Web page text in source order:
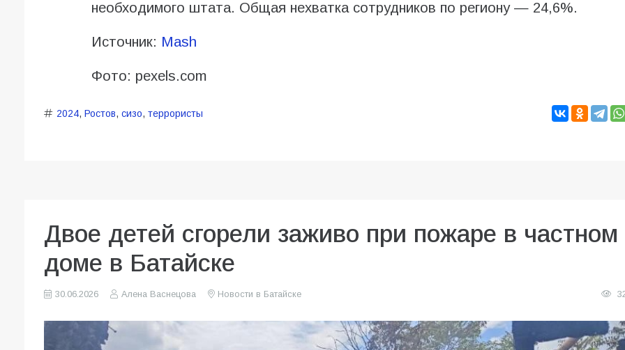
необходимого штата. Общая нехватка сотрудников по региону — 24,6%.
Источник: Mash
Фото: pexels.com
2024, Ростов, сизо, террористы
Двое детей сгорели заживо при пожаре в частном
доме в Батайске
30.06.2026 Алена Васнецова Новости в Батайске